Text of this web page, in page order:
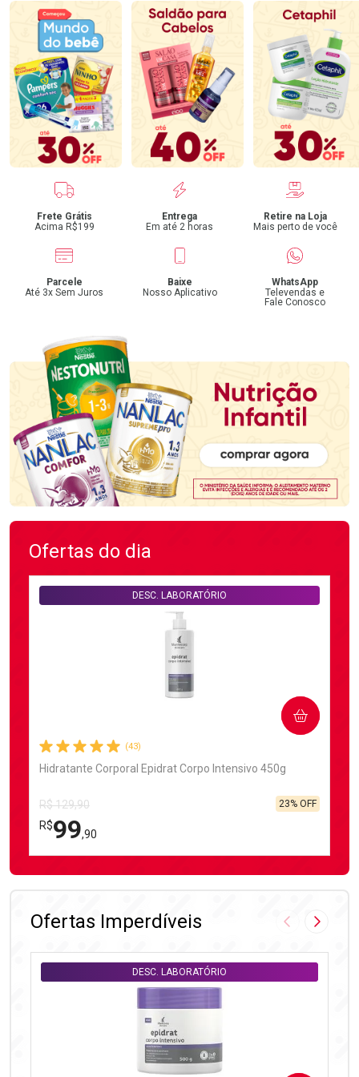
Benefícios
Frete Grátis
Acima R$199
Entrega
Em até 2 horas
Retire na Loja
Mais perto de você
Parcele
Até 3x Sem Juros
Baixe
Nosso Aplicativo
WhatsApp
Televendas e
Fale Conosco
Ofertas do dia
(43)
Hidratante Corporal Epidrat Corpo Intensivo 450g
DESC. LABORATÓRIO
R$ 129,90
R$99,90
23% OFF
COMPRAR
FECHAR
FECHAR
Ofertas Imperdíveis Imagem
DESC. LABORATÓRIO
DESC. LABORATÓRIO